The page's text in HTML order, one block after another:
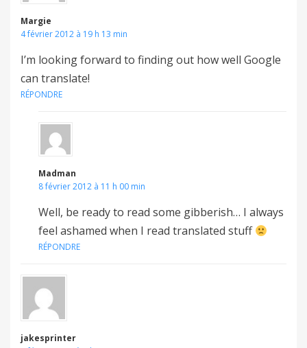
Margie
4 février 2012 à 19 h 13 min
I’m looking forward to finding out how well Google
can translate!
RÉPONDRE
Madman
8 février 2012 à 11 h 00 min
Well, be ready to read some gibberish… I always
feel ashamed when I read translated stuff
RÉPONDRE
jakesprinter